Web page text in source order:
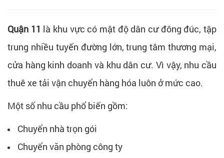
Quận 11 là khu vực có mật độ dân cư đông đúc, tập
trung nhiều tuyến đường lớn, trung tâm thương mại,
cửa hàng kinh doanh và khu dân cư. Vì vậy, nhu cầu
thuê xe tải vận chuyển hàng hóa luôn ở mức cao.
Một số nhu cầu phổ biến gồm:
Chuyển nhà trọn gói
Chuyển văn phòng công ty